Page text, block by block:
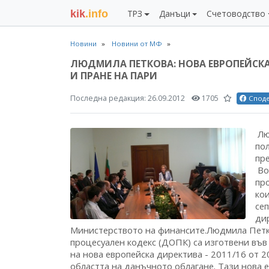
kik.info ТРЗ Данъци Счетоводство
Новини Новини от МФ
ЛЮДМИЛА ПЕТКОВА: НОВА
И ПРАНЕ НА ПАРИ
Последна редакция: 26.09.2012 1705
Людмила Петкова, директор на дирекция „Данъчна политика" в Министерството на финансите, в интервю за предаването „Финанси на Фокус" на Радио „Фокус". Водещ: Темата днес обхваща промените в Данъчно процесуалния осигурителен кодекс, проектозаконът за които бе приет единодушно на първо четене на 19-ти септември. С тях ще ни запознае Людмила Петкова, директор на дирекция „Данъчна политика" в Министерството на